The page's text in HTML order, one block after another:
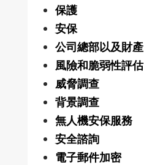
保護
安保
公司總部以及財產
風險和脆弱性評估
威脅調查
背景調查
無人機安保服務
安全諮詢
電子郵件加密